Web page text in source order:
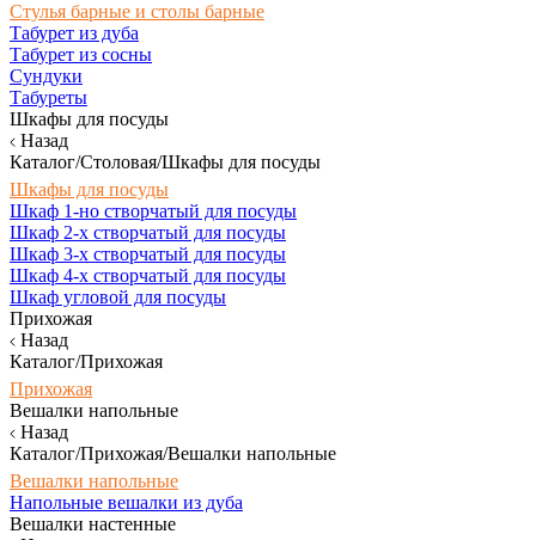
Стулья барные и столы барные
Табурет из дуба
Табурет из сосны
Сундуки
Табуреты
Шкафы для посуды
Назад
Каталог/Столовая/Шкафы для посуды
Шкафы для посуды
Шкаф 1-но створчатый для посуды
Шкаф 2-х створчатый для посуды
Шкаф 3-х створчатый для посуды
Шкаф 4-х створчатый для посуды
Шкаф угловой для посуды
Прихожая
Назад
Каталог/Прихожая
Прихожая
Вешалки напольные
Назад
Каталог/Прихожая/Вешалки напольные
Вешалки напольные
Напольные вешалки из дуба
Вешалки настенные